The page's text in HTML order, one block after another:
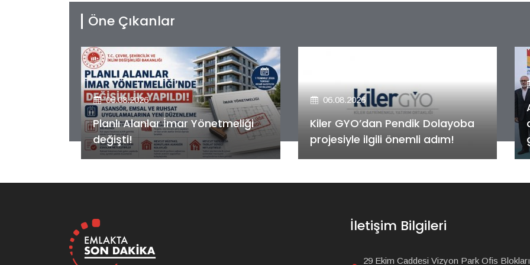
Öne Çıkanlar
06.08.2026
Kiler GYO’dan Pendik Dolayoba
projesiyle ilgili önemli adım!
06.08.2026
Alya Merkezefendi Konutları'nın
anahtar teslim töreni
gerçekleştirildi!
İletişim Bilgileri
29 Ekim Caddesi Vizyon Park Ofis